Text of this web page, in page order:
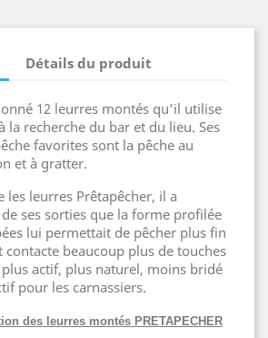
Détails du produit
12 leurres montés qu’il utilise
la recherche du bar et du lieu. Ses
favorites sont la pêche au
et à gratter.
les leurres Prêtapêcher, il a
ses sorties que la forme profilée
lui permettait de pêcher plus fin
beaucoup plus de touches
actif, plus naturel, moins bridé
pour les carnassiers.
des leurres montés PRETAPECHER